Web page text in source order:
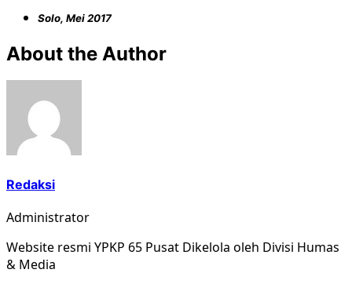
Solo, Mei 2017
About the Author
Redaksi
Administrator
Website resmi YPKP 65 Pusat Dikelola oleh Divisi Humas
& Media